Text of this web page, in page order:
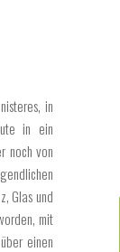
in
in ein
noch von
Glas und
mit
einen